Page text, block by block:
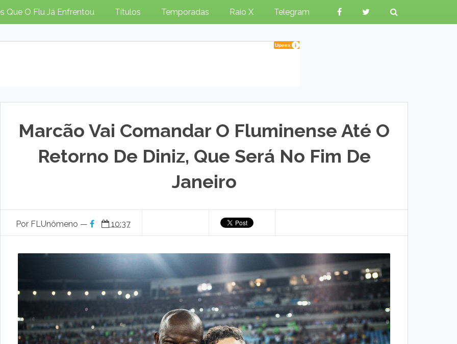
Que O Flu Já Enfrentou Títulos Temporadas Raio X Telegram
Marcão Vai Comandar O Fluminense Até O
Retorno De Diniz, Que Será No Fim De
Janeiro
Por FLUnômeno — 10:37